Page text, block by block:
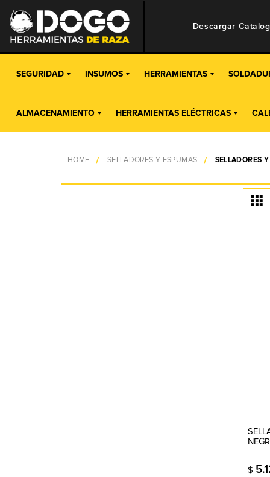
Descargar
SEGURIDAD INSUMOS HERRAMIENTAS
ALMACENAMIENTO HERRAMIENTAS ELÉCTRICAS
HOME SELLADORES Y ESPUMAS SELLADORES
$